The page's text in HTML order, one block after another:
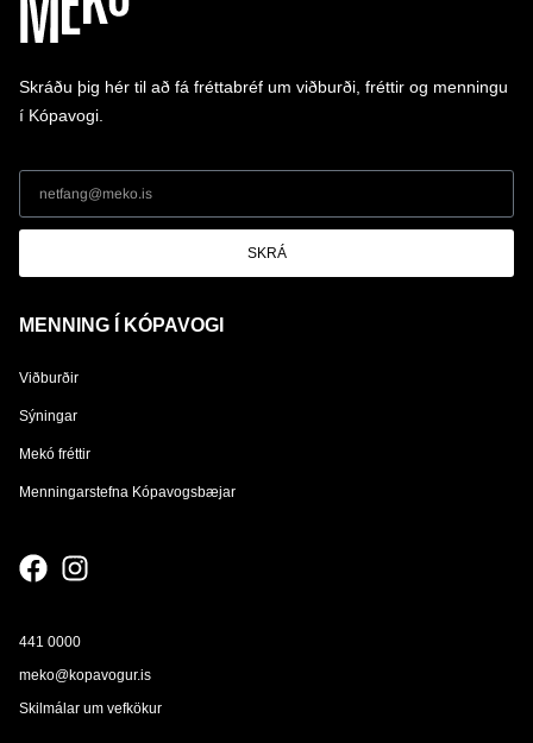
Skráðu þig hér til að fá fréttabréf um viðburði, fréttir og menningu
í Kópavogi.
SKRÁ
MENNING Í KÓPAVOGI
Viðburðir
Sýningar
Mekó fréttir
Menningarstefna Kópavogsbæjar
441 0000
meko@kopavogur.is
Skilmálar um vefkökur